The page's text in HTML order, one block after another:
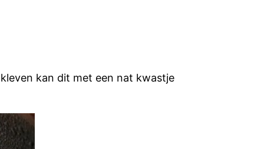
kan dit met een nat kwastje